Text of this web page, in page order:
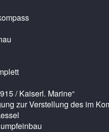
/ Kaiserl. Marine“
zur Verstellung des im